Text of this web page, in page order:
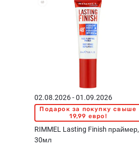
02.08.2026 - 01.09.2026
Подарок за покупку свыше
19,99 евро!
RIMMEL Lasting Finish праймер,
30мл